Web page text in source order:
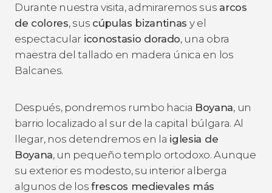
Durante nuestra visita, admiraremos sus arcos
de colores, sus cúpulas bizantinas y el
espectacular iconostasio dorado, una obra
maestra del tallado en madera única en los
Balcanes.
Después, pondremos rumbo hacia Boyana, un
barrio localizado al sur de la capital búlgara. Al
llegar, nos detendremos en la iglesia de
Boyana, un pequeño templo ortodoxo. Aunque
su exterior es modesto, su interior alberga
algunos de losfrescos medievales más